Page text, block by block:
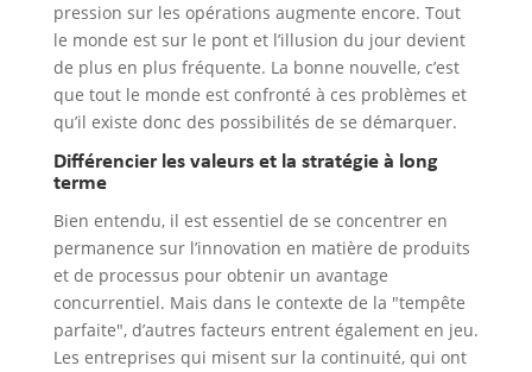
pression sur les opérations augmente encore. Tout
le monde est sur le pont et l’illusion du jour devient
de plus en plus fréquente. La bonne nouvelle, c’est
que tout le monde est confronté à ces problèmes et
qu’il existe donc des possibilités de se démarquer.
Différencier les valeurs et la stratégie à long
terme
Bien entendu, il est essentiel de se concentrer en
permanence sur l’innovation en matière de produits
et de processus pour obtenir un avantage
concurrentiel. Mais dans le contexte de la "tempête
parfaite", d’autres facteurs entrent également en jeu.
Les entreprises qui misent sur la continuité, qui ont